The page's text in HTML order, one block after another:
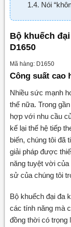
1.4. Nói
Bộ khuếch
D1650
Mã hàng: D1650
Công suất cao
Nhiều sức mạnh
thế nữa. Trong
hợp với nhu cầu
kế lại thế hệ tiếp
biến, chúng tôi đã
giải pháp được
năng tuyệt vời của
sử của chúng tôi
Bộ khuếch đại đa
các tính năng mà
đồng thời có trọng